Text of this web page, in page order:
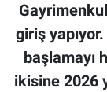
giriş
başlamayı
ikisine 2026